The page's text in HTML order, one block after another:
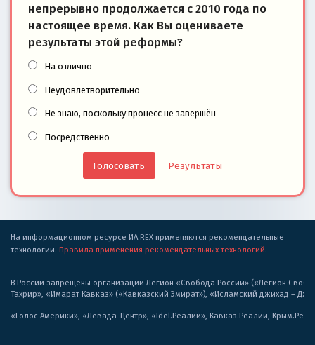
непрерывно продолжается с 2010 года по
настоящее время. Как Вы оцениваете
результаты этой реформы?
На отлично
Неудовлетворительно
Не знаю, поскольку процесс не завершён
Посредственно
Результаты
На информационном ресурсе ИА REX применяются рекомендательные
технологии. Правила применения рекомендательных технологий.
В России запрещены организации Легион «Свобода России» («Легион
Тахрир», «Имарат Кавказ» («Кавказский Эмират»), «Исламский джихад –
«Голос Америки», «Левада-Центр», «Idel.Реалии», Кавказ.Реалии,